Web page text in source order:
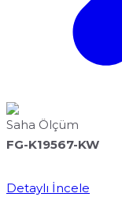
Saha Ölçüm
FG-K19567-KW
Detaylı İncele